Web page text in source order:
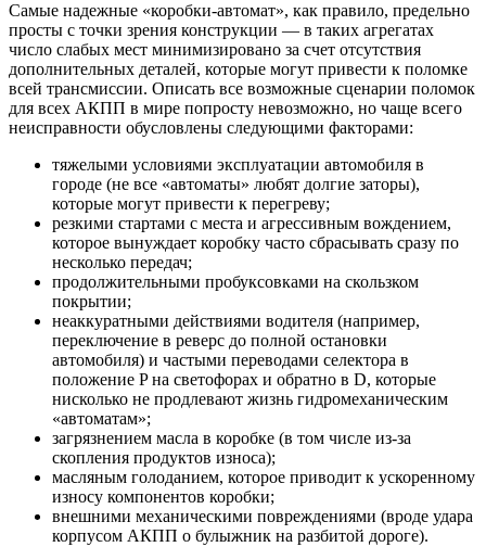
Самые надежные «коробки-автомат», как правило, предельно
просты с точки зрения конструкции — в таких агрегатах
число слабых мест минимизировано за счет отсутствия
дополнительных деталей, которые могут привести к поломке
всей трансмиссии. Описать все возможные сценарии поломок
для всех АКПП в мире попросту невозможно, но чаще всего
неисправности обусловлены следующими факторами:
тяжелыми условиями эксплуатации автомобиля в
городе (не все «автоматы» любят долгие заторы),
которые могут привести к перегреву;
резкими стартами с места и агрессивным вождением,
которое вынуждает коробку часто сбрасывать сразу по
несколько передач;
продолжительными пробуксовками на скользком
покрытии;
неаккуратными действиями водителя (например,
переключение в реверс до полной остановки
автомобиля) и частыми переводами селектора в
положение P на светофорах и обратно в D, которые
нисколько не продлевают жизнь гидромеханическим
«автоматам»;
загрязнением масла в коробке (в том числе из-за
скопления продуктов износа);
масляным голоданием, которое приводит к ускоренному
износу компонентов коробки;
внешними механическими повреждениями (вроде удара
корпусом АКПП о булыжник на разбитой дороге).